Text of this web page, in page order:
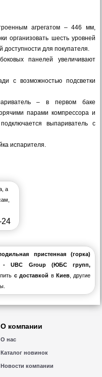
агрегатом – 446 мм,
организовать шесть уровней
доступности для покупателя.
панелей увеличивают
с возможностью подсветки
– в первом баке
парами компрессора и
выпариватель с
испарителя.
а
24
пристенная (горка)
- UBC Group (ЮБС групп,
с доставкой в Киев, другие
О компании
О нас
Каталог новинок
Новости компании